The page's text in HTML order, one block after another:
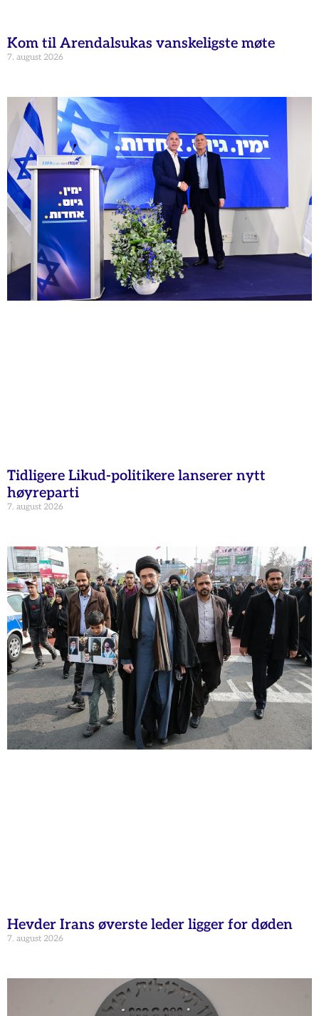
Kom til Arendalsukas vanskeligste møte
7. august 2026
Tidligere Likud-politikere lanserer nytt
høyreparti
7. august 2026
Hevder Irans øverste leder ligger for døden
7. august 2026